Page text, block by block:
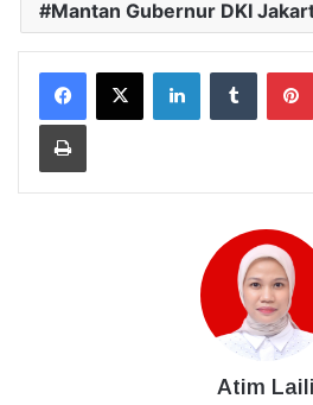
Mantan Gubernur DKI
LinkedInTumblr
Cetak
Atim Laili